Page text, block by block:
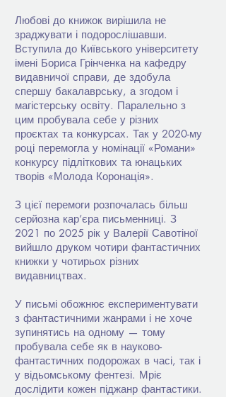
Любові до книжок вирішила не
зраджувати і подорослішавши.
Вступила до Київського університету
імені Бориса Грінченка на кафедру
видавничої справи, де здобула
спершу бакалаврську, а згодом і
магістерську освіту. Паралельно з
цим пробувала себе у різних
проєктах та конкурсах. Так у 2020-му
році перемогла у номінації «Романи»
конкурсу підліткових та юнацьких
творів «Молода Коронація».
З цієї перемоги розпочалась більш
серйозна кар’єра письменниці. З
2021 по 2025 рік у Валерії Савотіної
вийшло друком чотири фантастичних
книжки у чотирьох різних
видавництвах.
У письмі обожнює експериментувати
з фантастичними жанрами і не хоче
зупинятись на одному — тому
пробувала себе як в науково-
фантастичних подорожах в часі, так і
у відьомському фентезі. Мріє
дослідити кожен піджанр фантастики.